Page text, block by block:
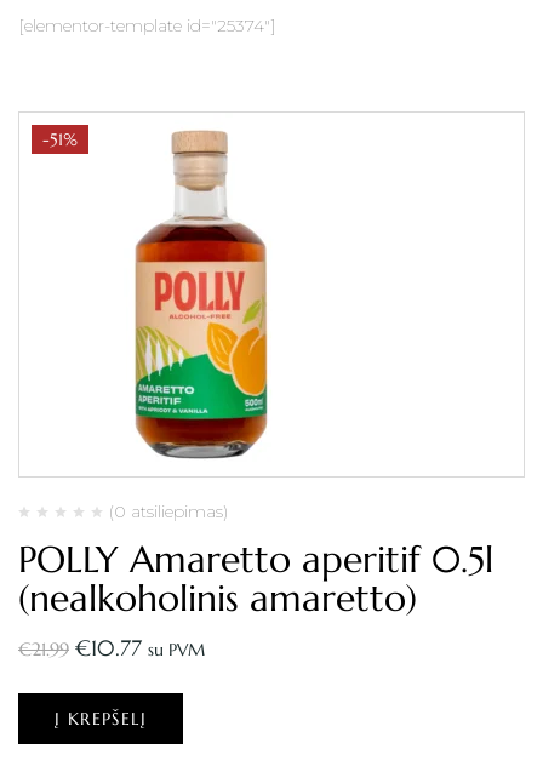
[elementor-template id="25374"]
-51%
(0 atsiliepimas)
POLLY Amaretto aperitif 0.5l
(nealkoholinis amaretto)
€21.99 €10.77 su PVM
Į KREPŠELĮ